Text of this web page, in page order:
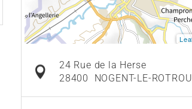
24 Rue de la Herse
28400
NOGENT-LE-ROTROU